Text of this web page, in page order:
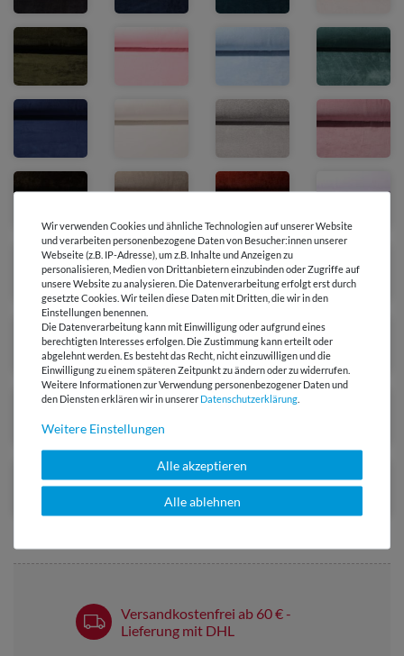
Versandkostenfrei ab 60 € -
Lieferung mit DHL
Wir verwenden Cookies und ähnliche Technologien auf unserer Website
und verarbeiten personenbezogene Daten von Besucher:innen unserer
Webseite (z.B. IP-Adresse), um z.B. Inhalte und Anzeigen zu
personalisieren, Medien von Drittanbietern einzubinden oder Zugriffe auf
unsere Website zu analysieren. Die Datenverarbeitung erfolgt erst durch
gesetzte Cookies. Wir teilen diese Daten mit Dritten, die wir in den
Einstellungen benennen.
Die Datenverarbeitung kann mit Einwilligung oder aufgrund eines
berechtigten Interesses erfolgen. Die Zustimmung kann erteilt oder
abgelehnt werden. Es besteht das Recht, nicht einzuwilligen und die
Einwilligung zu einem späteren Zeitpunkt zu ändern oder zu widerrufen.
Weitere Informationen zur Verwendung personenbezogener Daten und
den Diensten erklären wir in unserer Daten­schutz­erklärung
Weitere Einstellungen
Alle akzeptieren
Alle ablehnen